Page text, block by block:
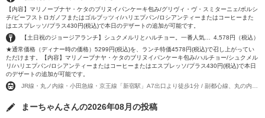
【内容】マリノーブナヤ・ケタのブリヌイパンケーキ包み/グリヴィ・ヴ・スミターニェ/ボルシ
チ/ビーフストロガノフまたはゴルブッツィ/ハリエプパン/ロシアンティーまたはコーヒーまた
はエスプレッソ/プラス430円(税込)で本日のデザートの追加が可能です。
4,578円（税込）
★通常価格（ディナー時の価格）5299円(税込)を、ランチ特価4578円(税込)で召し上がってい
ただけます。【内容】マリノーブナヤ・ケタのブリヌイパンケーキ包み/ハルチョー/シュクメル
リ/ハリエプパン/ロシアンティーまたはコーヒーまたはエスプレッソ/プラス430円(税込)で本日
のデザートの追加が可能です。
まーちゃんさんの2026年08月の投稿